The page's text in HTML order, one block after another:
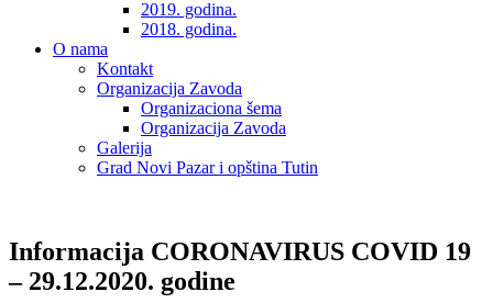
2019. godina.
2018. godina.
O nama
Kontakt
Organizacija Zavoda
Organizaciona šema
Organizacija Zavoda
Galerija
Grad Novi Pazar i opština Tutin
Informacija CORONAVIRUS COVID 19
– 29.12.2020. godine